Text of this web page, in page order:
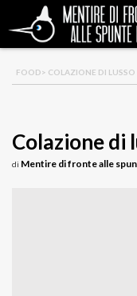
FOOD> COLAZIONE DI LUSSO
Colazione di
di Mentire di fronte alle